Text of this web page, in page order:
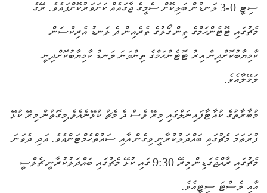
ސިޓީ 0-3 ލަނޑުން ބަލިކޮށް ސެމީގެ ޖާގައެއް ކަށަވަރުކޮށްފައެވެ. ރޭގެ
މެޗުގައި ޓޮޓެންހަމްގެ ތިން ގޯލުގެ ތެރެއިން ދެ ލަނޑު އެރިކްސަން
ކާމިޔާބުކޮށްދިން އިރު ޓޮޓެންހަމްގެ ތިންވަނަ ލަނޑު ކާމިޔާބުކޮށްދިނީ
ލަމޭލާއެވެ.
މުބާރާތުގެ ކުއާޓާފައިނަލްގައި މިރޭ ވެސް ދެ މެޗު ކުޅޭނެއެވެ.މިގޮތުން މިރޭ ކުޅޭ
ފުރަތަމަ މެޗުގައި ބައްދަލުކުރާނީ ވިގެން އާއި ސައުތްހެމްޓަންއެވެ. އަދި ދެވަނަ
މެޗުގައި ރާއްޖެގަޑިން މިރޭ 9:30 ގައި ކުޅޭ މެޗުގައި ބައްދަލުކުރާނީ ޗެލްސީ
އާއި ލެސްޓަ ސިޓީއެވެ.